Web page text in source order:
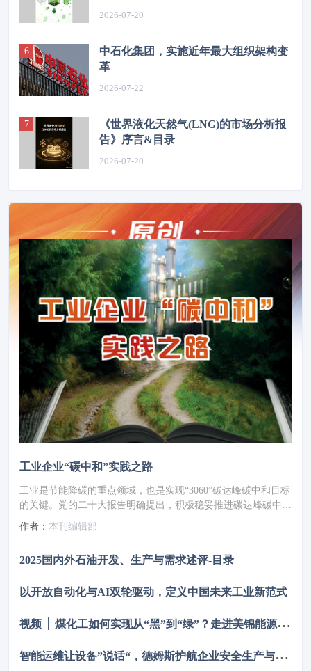
2026-07-20
中石化集团，实施近年最大组织架构变
革
2026-07-22
《世界液化天然气(LNG)的市场分析报
告》序言&目录
2026-07-20
工业企业“碳中和”实践之路
工业是节能降碳的重点领域，也是实现“3060”碳达峰碳中和目标
的关键。党的二十大报告明确提出，积极稳妥推进碳达峰碳中
和，推进降碳、减污、扩绿、增长，完善能源消耗总量和强度调
控，重点控制化石能源消费，逐步转向碳排放总量和强度“双
展方面的成就，了解当下的创新技术和应用，《流程工业》编辑
国内外优秀的工业企业分享观点和产业实践，为广大的流程工业
作者： 本刊编辑部
2025国内外石油开发、生产与需求述评-目录
以开放自动化与AI双轮驱动，定义中国未来工业新范式
视
频 │ 煤化工如何实现从“黑”到“绿”？走进美锦能源低碳发展标杆项目
智
能运维让设备”说话“，德姆斯护航企业安全生产与降本增效